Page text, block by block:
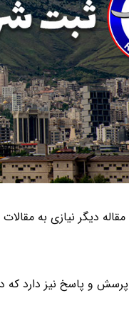
مقاله دیگر نیازی به
و پاسخ نیز دارد که